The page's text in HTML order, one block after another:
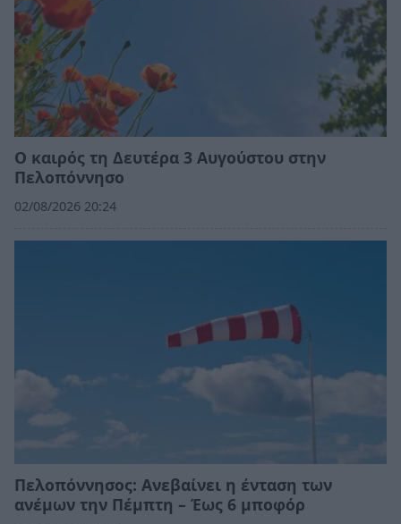
Ο καιρός τη Δευτέρα 3 Αυγούστου στην
Πελοπόννησο
02/08/2026 20:24
Πελοπόννησος: Ανεβαίνει η ένταση των
ανέμων την Πέμπτη – Έως 6 μποφόρ